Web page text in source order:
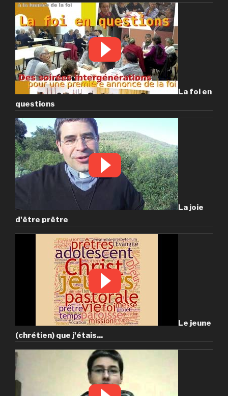
La foi en
questions
La joie
d'être prêtre
Le jeune
(chrétien) que j'étais...